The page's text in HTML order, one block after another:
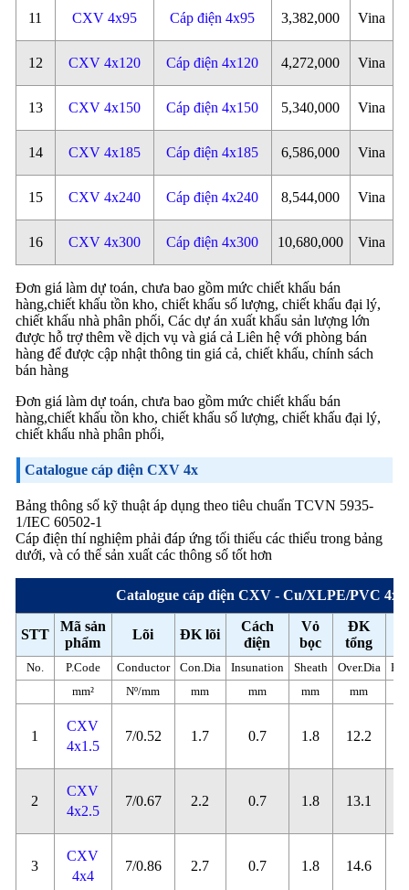
11 CXV 4x95 Cáp điện 4x95 3,382,000 Vina
12 CXV 4x120 Cáp điện 4x120 4,272,000 Vina
13 CXV 4x150 Cáp điện 4x150 5,340,000 Vina
14 CXV 4x185 Cáp điện 4x185 6,586,000 Vina
15 CXV 4x240 Cáp điện 4x240 8,544,000 Vina
16 CXV 4x300 Cáp điện 4x300 10,680,000 Vina
Đơn giá làm dự toán, chưa bao gồm mức chiết khấu bán
hàng,chiết khấu tồn kho, chiết khấu số lượng, chiết khấu đại lý,
chiết khấu nhà phân phối, Các dự án xuất khẩu sản lượng lớn
được hỗ trợ thêm về dịch vụ và giá cả Liên hệ với phòng bán
hàng để được cập nhật thông tin giá cả, chiết khấu, chính sách
bán hàng
Đơn giá làm dự toán, chưa bao gồm mức chiết khấu bán
hàng,chiết khấu tồn kho, chiết khấu số lượng, chiết khấu đại lý,
chiết khấu nhà phân phối,
Catalogue cáp điện CXV 4x
Bảng thông số kỹ thuật áp dụng theo tiêu chuẩn TCVN 5935-
1/IEC 60502-1
Cáp điện thí nghiệm phải đáp ứng tối thiếu các thiểu trong bảng
dưới, và có thể sản xuất các thông số tốt hơn
Catalogue cáp điện CXV - Cu/XLPE/PVC 4x
STT
Mã sản
phẩm
Lõi ĐK lõi
Cách
điện
Vỏ
bọc
ĐK
tổng
No. P.Code Conductor Con.Dia Insunation Sheath Over.Dia
mm²
Nº/mm mm mm mm mm
1
CXV
4x1.5
7/0.52 1.7 0.7 1.8 12.2
2
CXV
4x2.5
7/0.67 2.2 0.7 1.8 13.1
3
CXV
4x4
7/0.86 2.7 0.7 1.8 14.6